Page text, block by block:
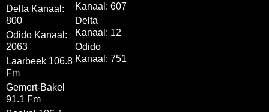
Delta Kanaal:
800
Odido Kanaal:
2063
Laarbeek 106.8
Fm
Gemert-Bakel
91.1 Fm
Kanaal: 607
Delta
Kanaal: 12
Odido
Kanaal: 751